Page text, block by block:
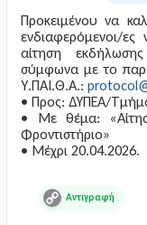
Προκειμένου να
ενδιαφερόμενοι/
αίτηση
σύμφωνα με το
Υ.ΠΑΙ.Θ.Α.:
• Προς: ΔΥΠΕΑ/
• Με θέμα:
Φροντιστήριο»
• Μέχρι 20.04.2026.
Copy